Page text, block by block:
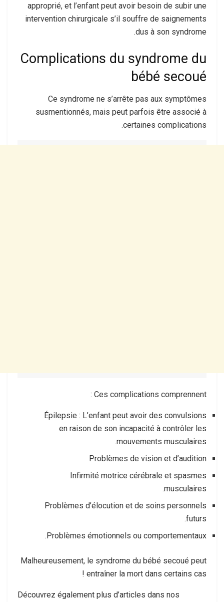
approprié, et l’enfant peut avoir besoin de subir une
intervention chirurgicale s’il souffre de saignements
dus à son syndrome.
Complications du syndrome du
bébé secoué
Ce syndrome ne s’arrête pas aux symptômes
susmentionnés, mais peut parfois être associé à
certaines complications.
Ces complications comprennent :
Épilepsie : L’enfant peut avoir des convulsions
en raison de son incapacité à contrôler les
mouvements musculaires.
Problèmes de vision et d’audition
Infirmité motrice cérébrale et spasmes
musculaires.
Problèmes d’élocution et de soins personnels
futurs.
Problèmes émotionnels ou comportementaux.
Malheureusement, le syndrome du bébé secoué peut
entraîner la mort dans certains cas !
Découvrez également plus d’articles dans nos